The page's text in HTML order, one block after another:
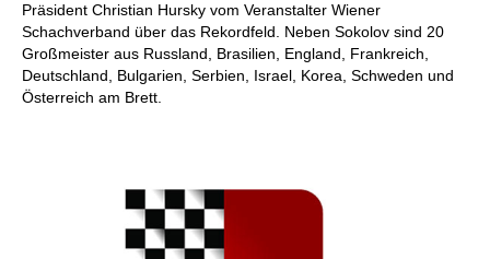
Präsident Christian Hursky vom Veranstalter Wiener
Schachverband über das Rekordfeld. Neben Sokolov sind 20
Großmeister aus Russland, Brasilien, England, Frankreich,
Deutschland, Bulgarien, Serbien, Israel, Korea, Schweden und
Österreich am Brett.